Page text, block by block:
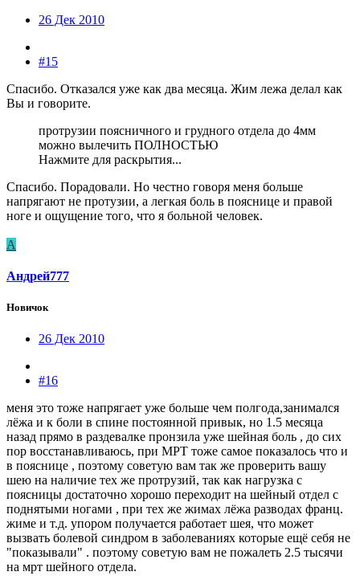
26 Дек 2010
#15
Спасибо. Отказался уже как два месяца. Жим лежа делал как
Вы и говорите.
протрузии поясничного и грудного отдела до 4мм
можно вылечить ПОЛНОСТЬЮ
Нажмите для раскрытия...
Спасибо. Порадовали. Но честно говоря меня больше
напрягают не протузии, а легкая боль в пояснице и правой
ноге и ощущение того, что я больной человек.
А
Андрей777
Новичок
26 Дек 2010
#16
меня это тоже напрягает уже больше чем полгода,занимался
лёжа и к боли в спине постоянной привык, но 1.5 месяца
назад прямо в раздевалке пронзила уже шейная боль , до сих
пор восстанавливаюсь, при МРТ тоже самое показалось что и
в пояснице , поэтому советую вам так же проверить вашу
шею на наличие тех же протрузий, так как нагрузка с
поясницы достаточно хорошо переходит на шейный отдел с
поднятыми ногами , при тех же жимах лёжа разводах франц.
жиме и т.д. упором получается работает шея, что может
вызвать болевой синдром в заболеваниях которые ещё себя не
"показывали" . поэтому советую вам не пожалеть 2.5 тысячи
на мрт шейного отдела.